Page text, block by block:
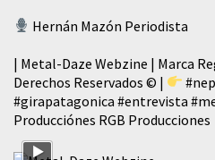
Hernán Mazón Periodista
| Metal-Daze Webzine | Marca
Derechos Reservados © |
#girapatagonica #entrevista
Producciónes RGB Producciones